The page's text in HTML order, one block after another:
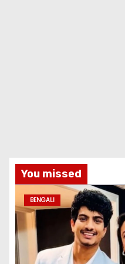
You missed
BENGALI